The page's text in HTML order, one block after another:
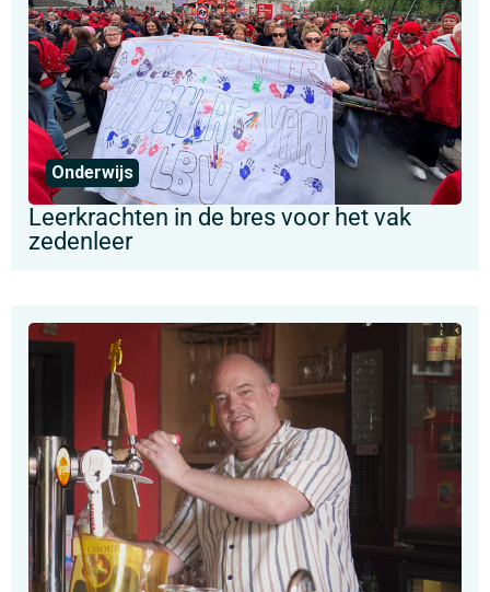
Onderwijs
Leerkrachten in de bres voor het vak
zedenleer